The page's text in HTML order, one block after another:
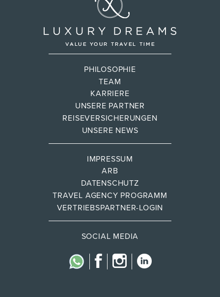
PHILOSOPHIE
TEAM
KARRIERE
UNSERE PARTNER
REISEVERSICHERUNGEN
UNSERE NEWS
IMPRESSUM
ARB
DATENSCHUTZ
TRAVEL AGENCY PROGRAMM
VERTRIEBSPARTNER-LOGIN
SOCIAL MEDIA